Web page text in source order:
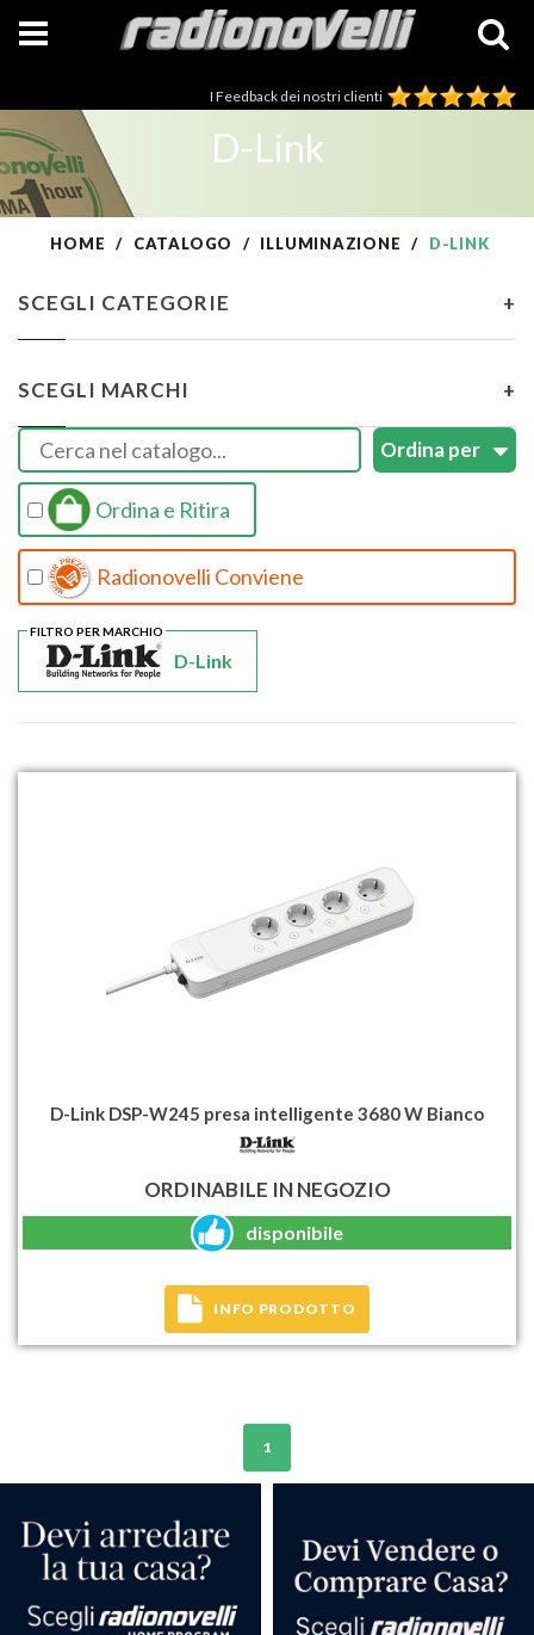
I Feedback dei nostri clienti
D-Link
HOME CATALOGO ILLUMINAZIONE D-LINK
SCEGLI CATEGORIE +
SCEGLI MARCHI +
Ordina e Ritira
Radionovelli Conviene
D-Link
FILTRO PER MARCHIO
D-Link DSP-W245 presa intelligente 3680 W Bianco
ORDINABILE IN NEGOZIO
disponibile
INFO PRODOTTO
1